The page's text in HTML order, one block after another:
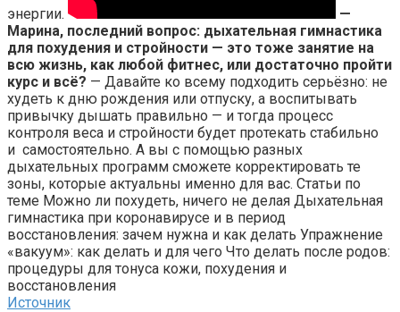
энергии.
—
Марина, последний вопрос: дыхательная гимнастика
для похудения и стройности — это тоже занятие на
всю жизнь, как любой фитнес, или достаточно пройти
курс и всё? — Давайте ко всему подходить серьёзно: не
худеть к дню рождения или отпуску, а воспитывать
привычку дышать правильно — и тогда процесс
контроля веса и стройности будет протекать стабильно
и самостоятельно. А вы с помощью разных
дыхательных программ сможете корректировать те
зоны, которые актуальны именно для вас. Статьи по
теме Можно ли похудеть, ничего не делая Дыхательная
гимнастика при коронавирусе и в период
восстановления: зачем нужна и как делать Упражнение
«вакуум»: как делать и для чего Что делать после родов:
процедуры для тонуса кожи, похудения и
восстановления
Источник